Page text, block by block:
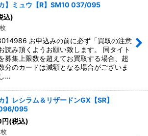
カ】ミュウ【R】SM10 037/095
込)
お申込みの前に必ず「買取の注意
読み頂くようお願い致します。 同タイト
募集上限数を超えてお買取する場合、超
分のカードは減額となる場合がございま
…
】レシラム＆リザードンGX【SR】
095
円(税込)